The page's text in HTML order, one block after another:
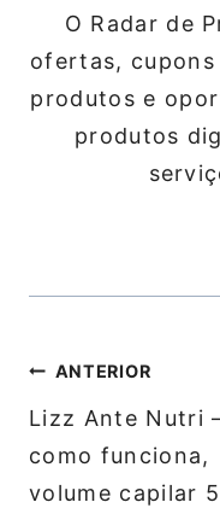
O Radar de
ofertas,
produtos e
produtos
Navegação
de
Post
ANTERIOR
Lizz Ante Nutri
como funciona,
volume capilar